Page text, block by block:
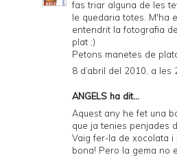
fas triar alguna de les
le quedaria totes. M'ha
entendrit la fotografia
plat ;)
Petons manetes de
8 d’abril del 2010, a les
ANGELS ha dit...
Aquest any he fet una
que ja tenies penjades
Vaig fer-la de xocolata i
bona! Pero la gema no